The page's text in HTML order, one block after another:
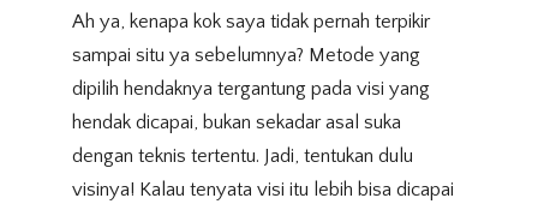
Ah ya, kenapa kok saya tidak pernah terpikir
sampai situ ya sebelumnya? Metode yang
dipilih hendaknya tergantung pada visi yang
hendak dicapai, bukan sekadar asal suka
dengan teknis tertentu. Jadi, tentukan dulu
visinya! Kalau tenyata visi itu lebih bisa dicapai